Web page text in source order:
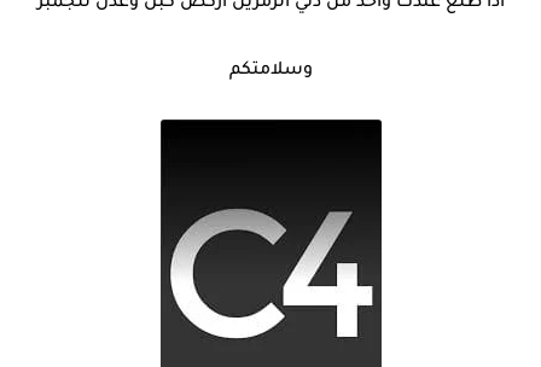
وسلامتكم